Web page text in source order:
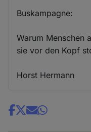
Buskampagne:
Warum Menschen
sie vor den Kopf
Horst Hermann
Share